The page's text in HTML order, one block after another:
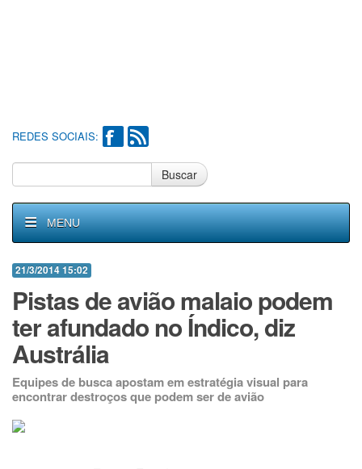
REDES SOCIAIS:
Buscar
MENU
21/3/2014 15:02
Pistas de avião malaio podem
ter afundado no Índico, diz
Austrália
Equipes de busca apostam em estratégia visual para
encontrar destroços que podem ser de avião